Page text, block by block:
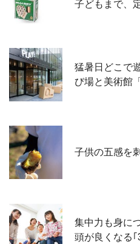
子どもまで、
猛暑日どこで
び場と美術館
子供の五感を
集中力も身に
頭が良くなる｢